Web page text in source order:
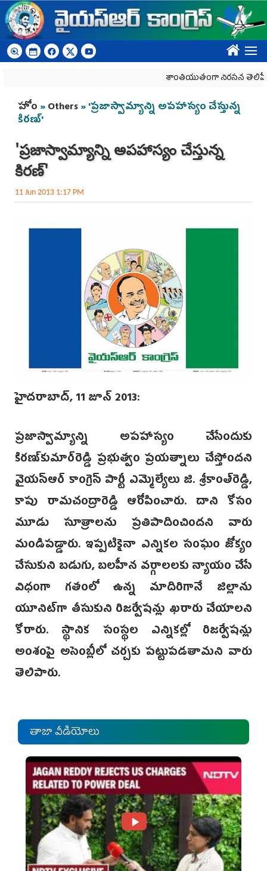
Skip to main content
????
శాంతియుతంగా నిరసన తెలిపే
You are here
హోం »Others» 'ప్రజాస్వామ్యాన్ని అపహాస్యం చే‌స్తున్న
కిరణ్'
'ప్రజాస్వామ్యాన్ని అపహాస్యం చే‌స్తున్న
కిరణ్'
11 Jun 2013 1:17 PM
హైదరాబాద్, 11 జూన్‌ 2013:
ప్రజాస్వామ్యాన్ని అపహాస్యం చేసేందుకు
కిరణ్‌కుమార్‌రెడ్డి ప్రభుత్వం ప్రయత్నాలు చేస్తోందని
వైయస్‌ఆర్‌ కాంగ్రెస్‌ పార్టీ ఎమ్మెల్యేలు జి. శ్రీకాంత్‌రెడ్డి,
కాపు రామచంద్రారెడ్డి ఆరోపించారు. దాని కోసం
మూడు సూత్రాలను ప్రతిపాదించిందని వారు
మండిపడ్డారు. ఇప్పటికైనా ఎన్నికల సంఘం జోక్యం
చేసుకుని బడుగు, బలహీన వర్గాలలకు న్యాయం చేసే
విధంగా గతంలో ఉన్న మాదిరిగానే జిల్లాను
యూనిట్‌గా తీసుకుని రిజర్వేషన్లు ఖరారు చేయాలని
కోరారు. స్థానిక సంస్థల ఎన్నికల్లో రిజర్వేషన్లు
అంశంపై అసెంబ్లీలో చర్చకు పట్టుపడతామని వారు
తెలిపారు.
తాజా వీడియోలు